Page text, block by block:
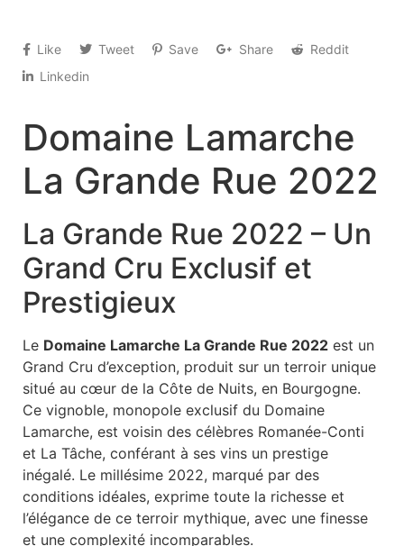
Like Tweet Save Share
Reddit
Linkedin
Domaine Lamarche
La Grande Rue 2022
La Grande Rue 2022 – Un
Grand Cru Exclusif et
Prestigieux
Le Domaine Lamarche La Grande Rue 2022 est un
Grand Cru d’exception, produit sur un terroir unique
situé au cœur de la Côte de Nuits, en Bourgogne.
Ce vignoble, monopole exclusif du Domaine
Lamarche, est voisin des célèbres Romanée-Conti
et La Tâche, conférant à ses vins un prestige
inégalé. Le millésime 2022, marqué par des
conditions idéales, exprime toute la richesse et
l’élégance de ce terroir mythique, avec une finesse
et une complexité incomparables.